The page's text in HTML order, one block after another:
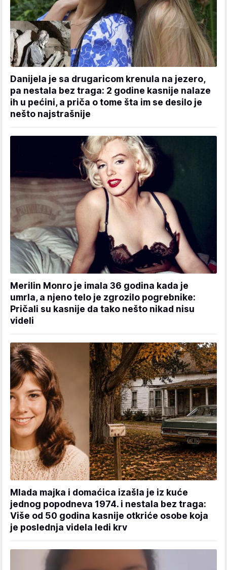
Danijela je sa drugaricom krenula na jezero,
pa nestala bez traga: 2 godine kasnije nalaze
ih u pećini, a priča o tome šta im se desilo je
nešto najstrašnije
Merilin Monro je imala 36 godina kada je
umrla, a njeno telo je zgrozilo pogrebnike:
Pričali su kasnije da tako nešto nikad nisu
videli
Mlada majka i domaćica izašla je iz kuće
jednog popodneva 1974. i nestala bez traga:
Više od 50 godina kasnije otkriće osobe koja
je poslednja videla ledi krv